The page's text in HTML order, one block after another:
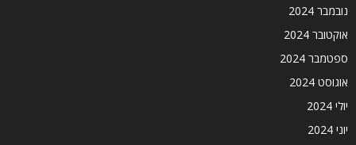
נובמבר 2024
אוקטובר 2024
ספטמבר 2024
אוגוסט 2024
יולי 2024
יוני 2024